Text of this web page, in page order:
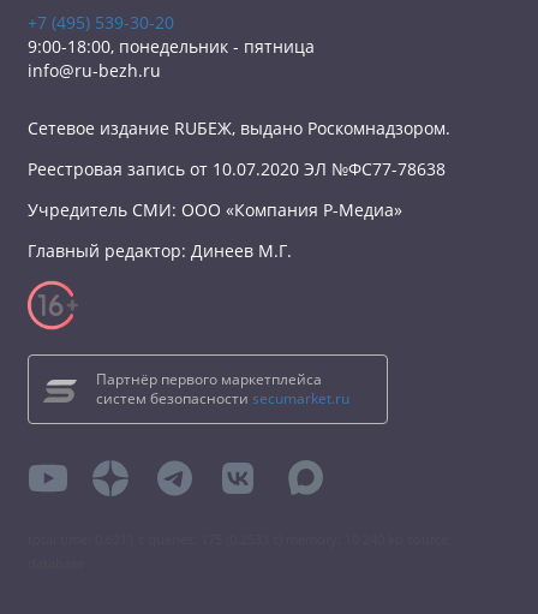
+7 (495) 539-30-20
9:00-18:00, понедельник - пятница
info@ru-bezh.ru
Сетевое издание RUБЕЖ, выдано Роскомнадзором.
Реестровая запись от 10.07.2020 ЭЛ №ФС77-78638
Учредитель СМИ: ООО «Компания Р-Медиа»
Главный редактор: Динеев М.Г.
Партнёр первого маркетплейса
систем безопасности secumarket.ru